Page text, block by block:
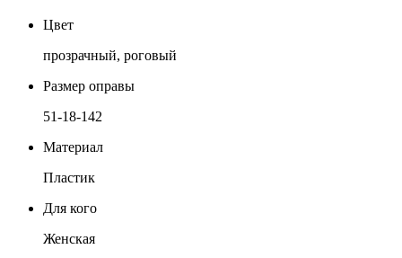
Цвет
прозрачный, роговый
Размер оправы
51-18-142
Материал
Пластик
Для кого
Женская